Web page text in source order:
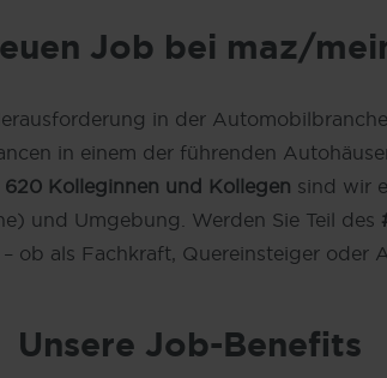
Job bei maz/
in der
in einem der führenden
Kolleginnen und Kollegen sind wir
und Umgebung. Werden Sie Teil des
ob als Fachkraft, Quereinsteiger oder
Unsere Job-Benefits